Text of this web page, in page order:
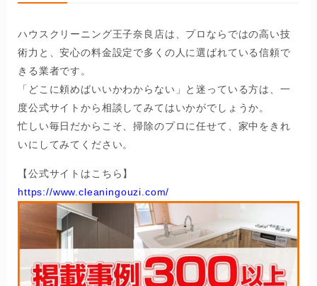
ハウスクリーニング王子奈良店は、プロならではの高い技
術力と、安心の料金設定で多くの人に選ばれている信頼で
きる業者です。
「どこに頼めばいいかわからない」と迷っている方は、一
度公式サイトから相談してみてはいかがでしょうか。
忙しい毎日だからこそ、掃除のプロに任せて、家中をきれ
いにしてみてください。
【公式サイトはこちら】
https://www.cleaningouzi.com/